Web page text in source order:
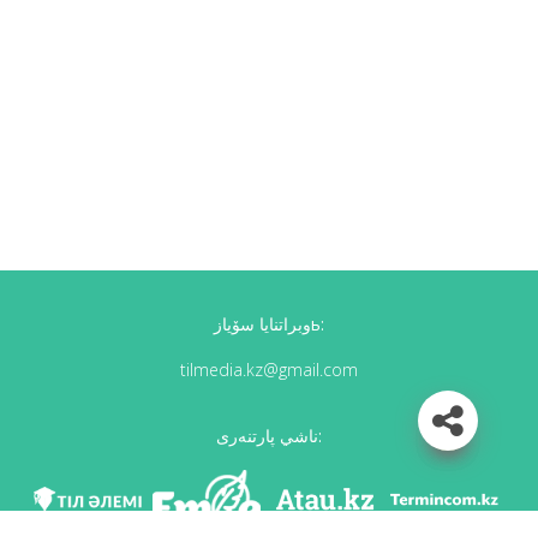
وبراتنايا سۆيازь:
tilmedia.kz@gmail.com
ناشي پارتنەرى: